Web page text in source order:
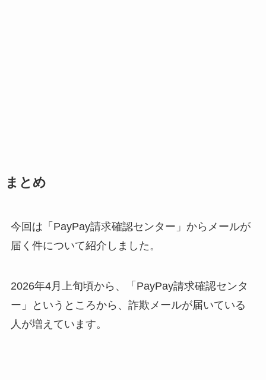
まとめ
今回は「PayPay請求確認センター」からメールが
届く件について紹介しました。
2026年4月上旬頃から、「PayPay請求確認センタ
ー」というところから、詐欺メールが届いている
人が増えています。